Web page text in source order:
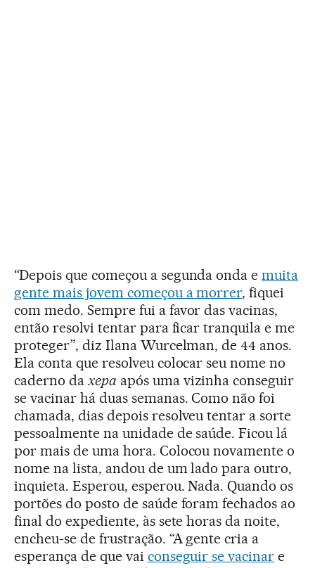
“Depois que começou a segunda onda emuita
gente mais jovem começou a morrer, fiquei
com medo. Sempre fui a favor das vacinas,
então resolvi tentar para ficar tranquila e me
proteger”, diz Ilana Wurcelman, de 44 anos.
Ela conta que resolveu colocar seu nome no
caderno da xepa após uma vizinha conseguir
se vacinar há duas semanas. Como não foi
chamada, dias depois resolveu tentar a sorte
pessoalmente na unidade de saúde. Ficou lá
por mais de uma hora. Colocou novamente o
nome na lista, andou de um lado para outro,
inquieta. Esperou, esperou. Nada. Quando os
portões do posto de saúde foram fechados ao
final do expediente, às sete horas da noite,
encheu-se de frustração. “A gente cria a
esperança de que vai conseguir se vacinar e